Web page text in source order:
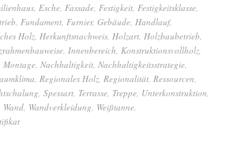
, Esche, Fassade, Festigkeit, Festigkeitsklasse,
, Fundament, Furnier, Gebäude, Handlauf,
Holz, Herkunftsnachweis, Holzart, Holzbaubetrieb,
, Innenbereich, Konstruktionsvollholz,
Montage, Nachhaltigkeit, Nachhaltigkeitsstrategie,
, Regionales Holz, Regionalität, Ressourcen,
, Spessart, Terrasse, Treppe, Unterkonstruktion,
Wand, Wandverkleidung, Weißtanne,